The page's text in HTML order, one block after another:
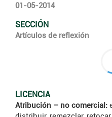
01-05-2014
SECCIÓN
Artículos de reflexión
LICENCIA
Atribución – no comercial: